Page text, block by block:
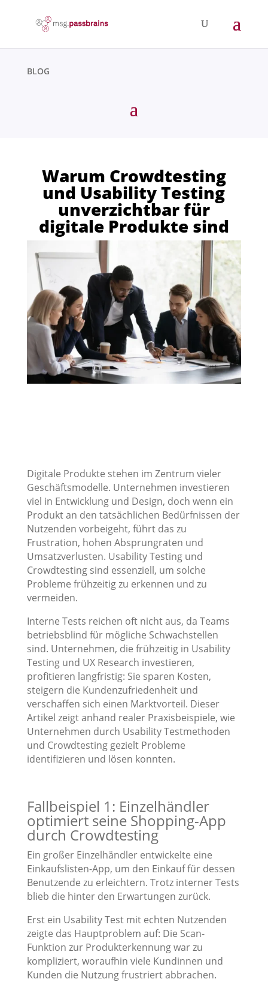
BLOG
Warum Crowdtesting
und Usability Testing
unverzichtbar für
digitale Produkte sind
Digitale Produkte stehen im Zentrum vieler
Geschäftsmodelle. Unternehmen investieren
viel in Entwicklung und Design, doch wenn ein
Produkt an den tatsächlichen Bedürfnissen der
Nutzenden vorbeigeht, führt das zu
Frustration, hohen Absprungraten und
Umsatzverlusten. Usability Testing und
Crowdtesting sind essenziell, um solche
Probleme frühzeitig zu erkennen und zu
vermeiden.
Interne Tests reichen oft nicht aus, da Teams
betriebsblind für mögliche Schwachstellen
sind. Unternehmen, die frühzeitig in Usability
Testing und UX Research investieren,
profitieren langfristig: Sie sparen Kosten,
steigern die Kundenzufriedenheit und
verschaffen sich einen Marktvorteil. Dieser
Artikel zeigt anhand realer Praxisbeispiele, wie
Unternehmen durch Usability Testmethoden
und Crowdtesting gezielt Probleme
identifizieren und lösen konnten.
Fallbeispiel 1: Einzelhändler
optimiert seine Shopping-App
durch Crowdtesting
Ein großer Einzelhändler entwickelte eine
Einkaufslisten-App, um den Einkauf für dessen
Benutzende zu erleichtern. Trotz interner Tests
blieb die hinter den Erwartungen zurück.
Erst ein Usability Test mit echten Nutzenden
zeigte das Hauptproblem auf: Die Scan-
Funktion zur Produkterkennung war zu
kompliziert, woraufhin viele Kundinnen und
Kunden die Nutzung frustriert abbrachen.